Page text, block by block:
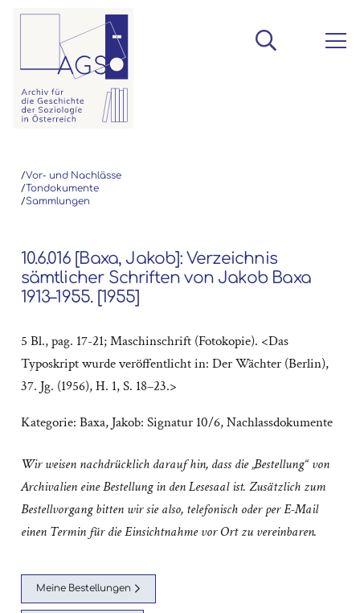
/Vor- und Nachlässe
/Tondokumente
/Sammlungen
10.6.016 [Baxa, Jakob]: Verzeichnis
sämtlicher Schriften von Jakob Baxa
1913–1955. [1955]
5 Bl., pag. 17-21; Maschinschrift (Fotokopie). <Das
Typoskript wurde veröffentlicht in: Der Wächter (Berlin),
37. Jg. (1956), H. 1, S. 18–23.>
Kategorie: Baxa, Jakob: Signatur 10/6,Nachlassdokumente
Wir weisen nachdrücklich darauf hin, dass die „Bestellung“ von
Archivalien eine Bestellung in den Lesesaal ist. Zusätzlich zum
Bestellvorgang bitten wir sie also, telefonisch oder per E-Mail
einen Termin für die Einsichtnahme vor Ort zu vereinbaren.
Meine Bestellungen